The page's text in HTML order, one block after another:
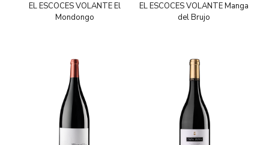
EL ESCOCES VOLANTE El
Mondongo
EL ESCOCES VOLANTE Manga
del Brujo